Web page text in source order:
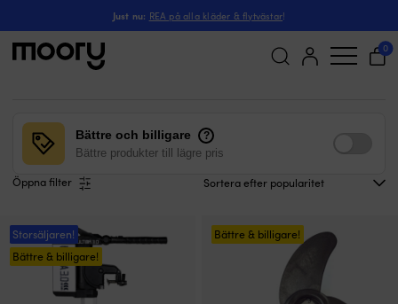
Just nu: REA på alla kläder & flytvästar!
efter:
0
Haswing Ultima
Öppna filter
Bättre och billigare ?
Bättre produkter till lägre pris
Storsäljaren!
Bättre & billigare!
Bättre & billigare!